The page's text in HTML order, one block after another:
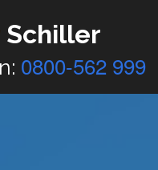
Schiller
0800-562 999